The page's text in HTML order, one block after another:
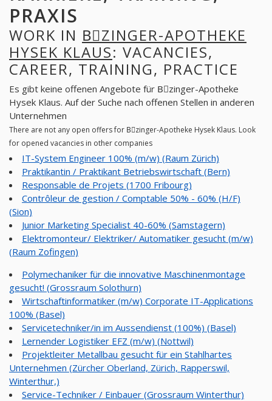
PRAXIS
WORK IN BِZINGER-APOTHEKE
HYSEK KLAUS: VACANCIES,
CAREER, TRAINING, PRACTICE
Es gibt keine offenen Angebote für Bِzinger-Apotheke
Hysek Klaus. Auf der Suche nach offenen Stellen in anderen
Unternehmen
There are not any open offers for Bِzinger-Apotheke Hysek Klaus. Look
for opened vacancies in other companies
IT-System Engineer 100% (m/w) (Raum Zürich)
Praktikantin / Praktikant Betriebswirtschaft (Bern)
Responsable de Projets (1700 Fribourg)
Contrôleur de gestion / Comptable 50% - 60% (H/F)
(Sion)
Junior Marketing Specialist 40-60% (Samstagern)
Elektromonteur/ Elektriker/ Automatiker gesucht (m/w)
(Raum Zofingen)
Polymechaniker für die innovative Maschinenmontage
gesucht! (Grossraum Solothurn)
Wirtschaftinformatiker (m/w) Corporate IT-Applications
100% (Basel)
Servicetechniker/in im Aussendienst (100%) (Basel)
Lernender Logistiker EFZ (m/w) (Nottwil)
Projektleiter Metallbau gesucht für ein Stahlhartes
Unternehmen (Zürcher Oberland, Zürich, Rapperswil,
Winterthur,)
Service-Techniker / Einbauer (Grossraum Winterthur)